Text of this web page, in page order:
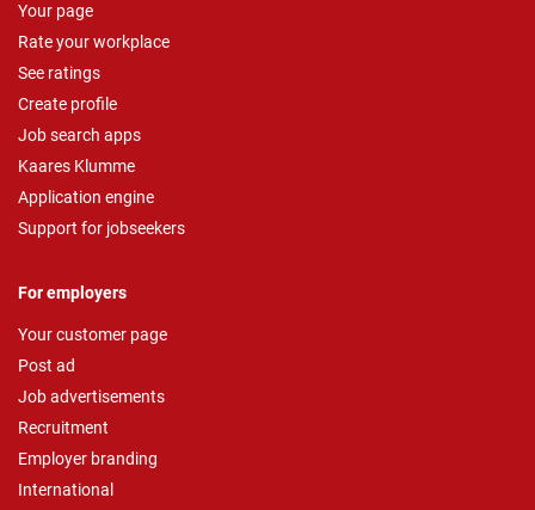
Your page
Rate your workplace
See ratings
Create profile
Job search apps
Kaares Klumme
Application engine
Support for jobseekers
For employers
Your customer page
Post ad
Job advertisements
Recruitment
Employer branding
International